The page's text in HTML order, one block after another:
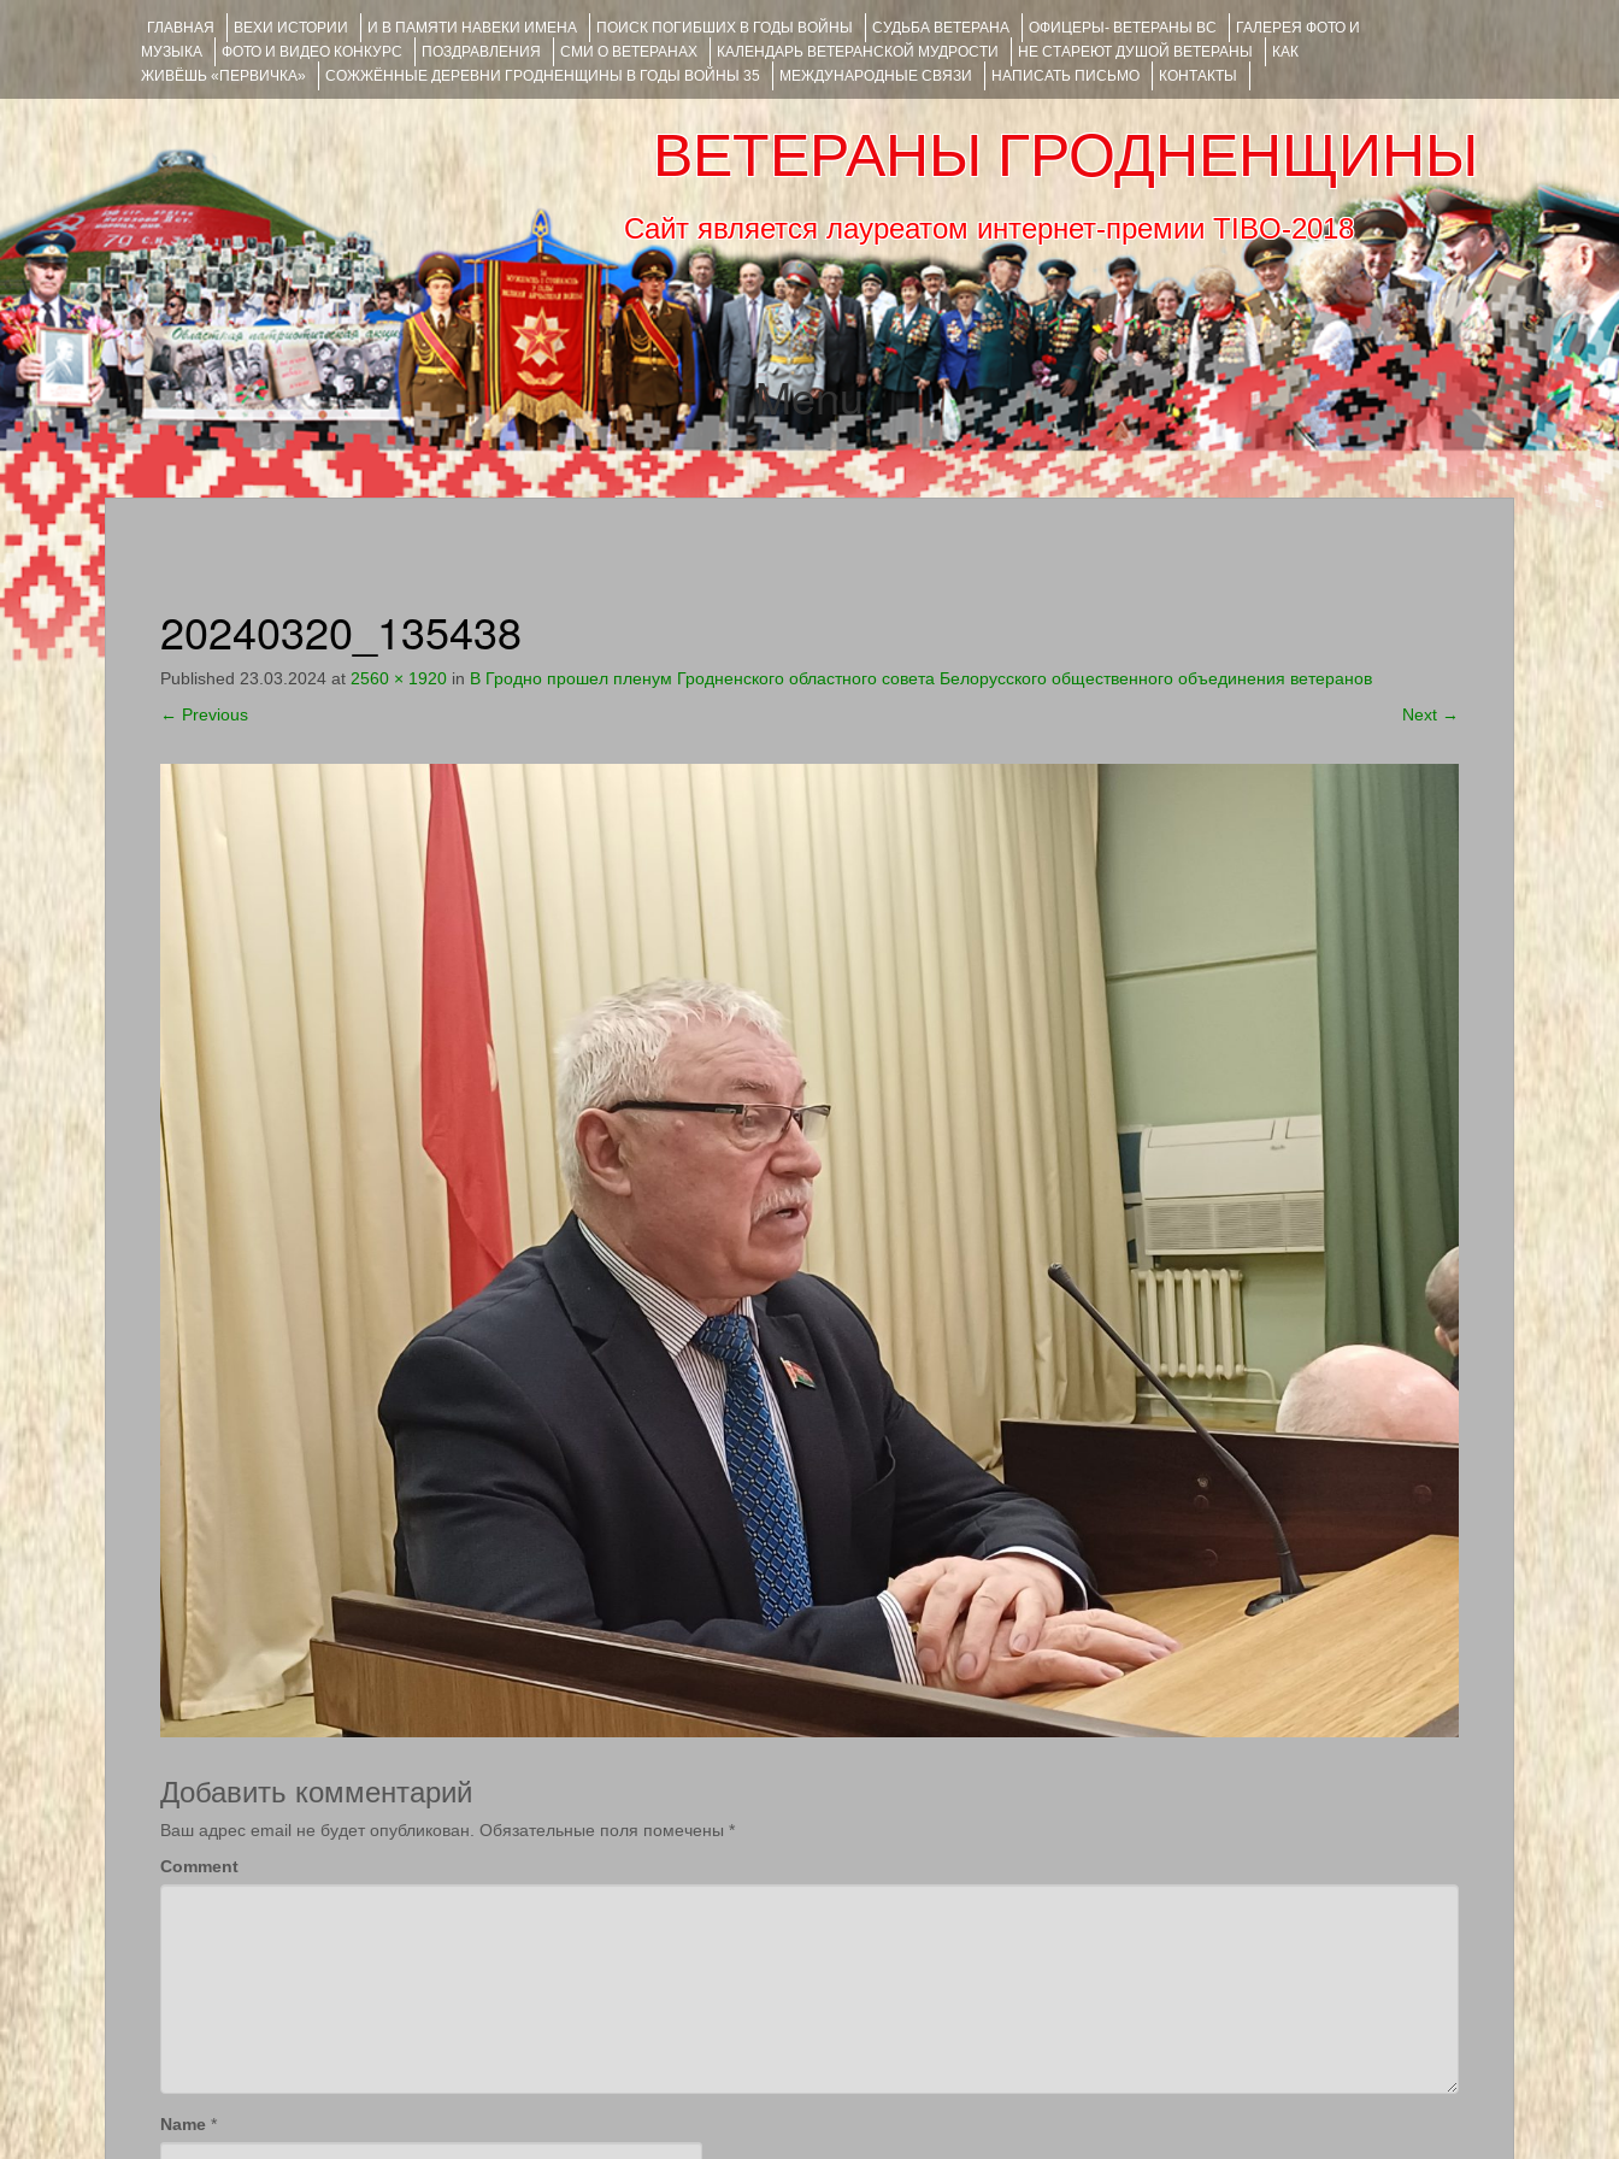
ГЛАВНАЯ ВЕХИ ИСТОРИИ И В ПАМЯТИ НАВЕКИ ИМЕНА ПОИСК ПОГИБШИХ В ГОДЫ ВОЙНЫ СУДЬБА ВЕТЕРАНА ОФИЦЕРЫ- ВЕТЕРАНЫ ВС
ГАЛЕРЕЯ ФОТО И
МУЗЫКА
ФОТО И ВИДЕО КОНКУРС ПОЗДРАВЛЕНИЯ СМИ О ВЕТЕРАНАХ КАЛЕНДАРЬ ВЕТЕРАНСКОЙ МУДРОСТИ НЕ СТАРЕЮТ ДУШОЙ ВЕТЕРАНЫ
КАК
ЖИВЁШЬ «ПЕРВИЧКА»
СОЖЖЁННЫЕ ДЕРЕВНИ ГРОДНЕНЩИНЫ В ГОДЫ ВОЙНЫ 35 МЕЖДУНАРОДНЫЕ СВЯЗИ НАПИСАТЬ ПИСЬМО КОНТАКТЫ
ВЕТЕРАНЫ ГРОДНЕНЩИНЫ
Сайт является лауреатом интернет-премии TIBO-2018
Menu
SKIP TO CONTENT
20240320_135438
Published 23.03.2024 at 2560 × 1920 in В Гродно прошел пленум Гродненского областного совета Белорусского общественного объединения ветеранов
← Previous Next →
Добавить комментарий
Ваш адрес email не будет опубликован. Обязательные поля помечены *
Comment
Name *